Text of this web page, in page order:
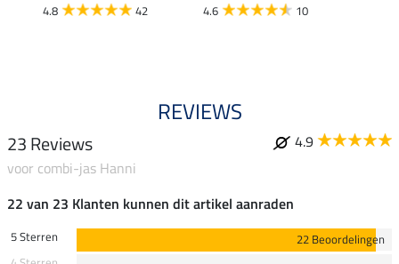
4.8 42 4.6 10
REVIEWS
23 Reviews
4.9
voor combi-jas Hanni
22 van 23 Klanten kunnen dit artikel aanraden
5 Sterren
22 Beoordelingen